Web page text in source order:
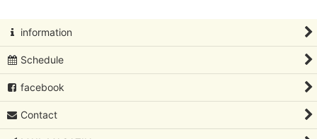
information
Schedule
facebook
Contact